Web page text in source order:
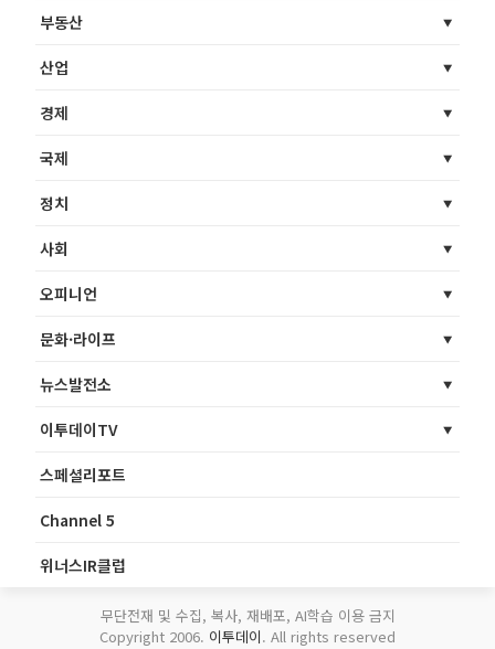
부동산
산업
경제
국제
정치
사회
오피니언
문화·라이프
뉴스발전소
이투데이TV
스페셜리포트
Channel 5
위너스IR클럽
무단전재 및 수집, 복사, 재배포, AI학습 이용 금지
Copyright 2006. 이투데이. All rights reserved